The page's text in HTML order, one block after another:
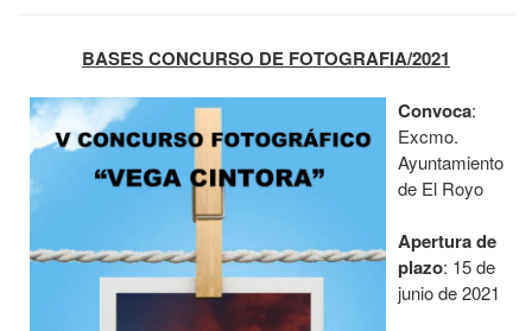
BASES CONCURSO DE FOTOGRAFIA/2021
Convoca:
Excmo.
Ayuntamiento
de El Royo
Apertura de
plazo: 15 de
junio de 2021